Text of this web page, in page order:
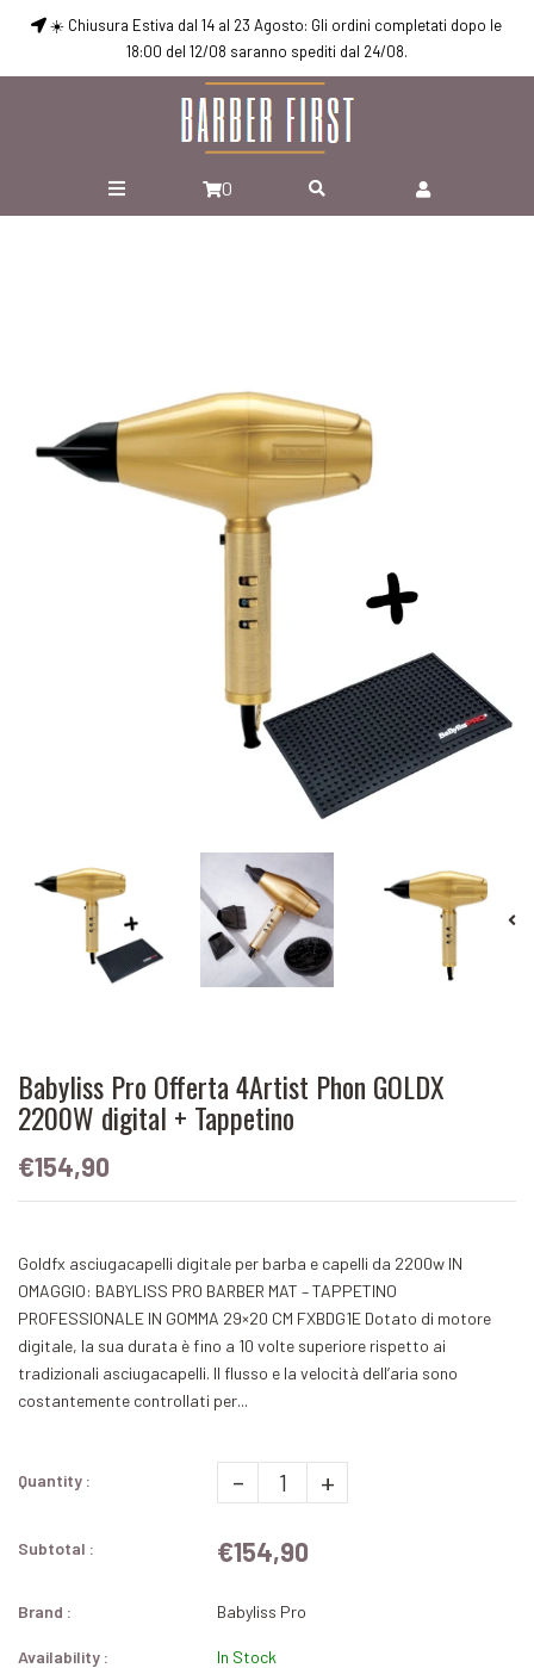
☀️ Chiusura Estiva dal 14 al 23 Agosto: Gli ordini completati dopo le
18:00 del 12/08 saranno spediti dal 24/08.
0
Babyliss Pro Offerta 4Artist Phon GOLDX
2200W digital + Tappetino
€154,90
Goldfx asciugacapelli digitale per barba e capelli da 2200w IN
OMAGGIO: BABYLISS PRO BARBER MAT – TAPPETINO
PROFESSIONALE IN GOMMA 29×20 CM FXBDG1E Dotato di motore
digitale, la sua durata è fino a 10 volte superiore rispetto ai
tradizionali asciugacapelli. Il flusso e la velocità dell’aria sono
costantemente controllati per...
Quantity : - +
Subtotal : €154,90
Brand : Babyliss Pro
Availability : In Stock